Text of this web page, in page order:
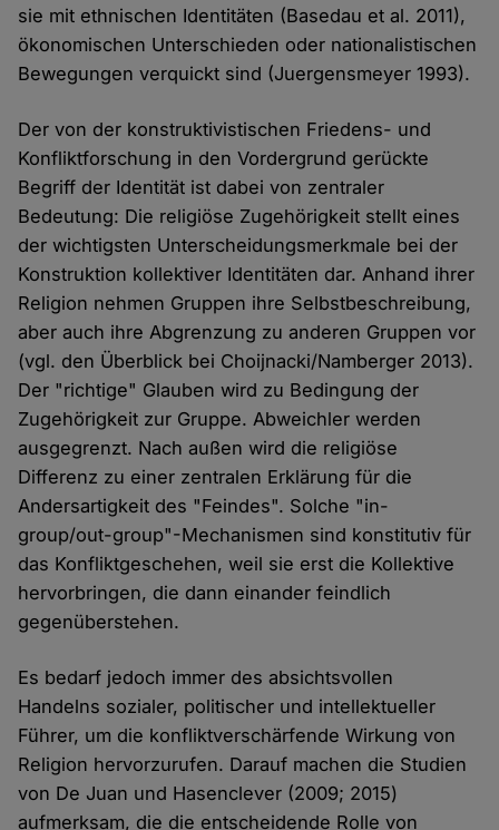
sie mit ethnischen Identitäten (Basedau et al. 2011),
ökonomischen Unterschieden oder nationalistischen
Bewegungen verquickt sind (Juergensmeyer 1993).
Der von der konstruktivistischen Friedens- und
Konfliktforschung in den Vordergrund gerückte
Begriff der Identität ist dabei von zentraler
Bedeutung: Die religiöse Zugehörigkeit stellt eines
der wichtigsten Unterscheidungsmerkmale bei der
Konstruktion kollektiver Identitäten dar. Anhand ihrer
Religion nehmen Gruppen ihre Selbstbeschreibung,
aber auch ihre Abgrenzung zu anderen Gruppen vor
(vgl. den Überblick bei Choijnacki/Namberger 2013).
Der "richtige" Glauben wird zu Bedingung der
Zugehörigkeit zur Gruppe. Abweichler werden
ausgegrenzt. Nach außen wird die religiöse
Differenz zu einer zentralen Erklärung für die
Andersartigkeit des "Feindes". Solche "in-
group/out-group"-Mechanismen sind konstitutiv für
das Konfliktgeschehen, weil sie erst die Kollektive
hervorbringen, die dann einander feindlich
gegenüberstehen.
Es bedarf jedoch immer des absichtsvollen
Handelns sozialer, politischer und intellektueller
Führer, um die konfliktverschärfende Wirkung von
Religion hervorzurufen. Darauf machen die Studien
von De Juan und Hasenclever (2009; 2015)
aufmerksam, die die entscheidende Rolle von